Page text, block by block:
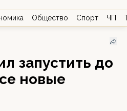
Общество Спорт ЧП
запустить до
новые